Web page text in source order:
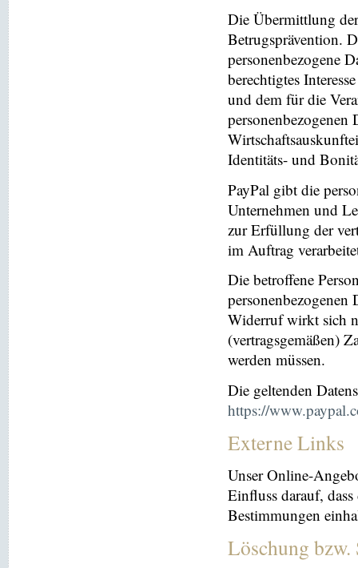
Die Übermittlung
Betrugsprävention.
personenbezogene
berechtigtes
und dem für die
personenbezogenen
Identitäts- und
PayPal gibt die
Unternehmen und
zur Erfüllung der
im Auftrag
Die betroffene
personenbezogenen
Widerruf wirkt sich
(vertragsgemäßen)
werden müssen.
Die geltenden
https://
Externe Links
Unser Online-
Einfluss darauf,
Bestimmungen
Löschung